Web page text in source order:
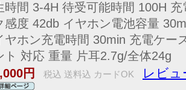
時間 3-4H 待受可能時間 100H
感度 42db イヤホン電池容量
ヤホン充電時間 30min 充電ケー
ト 対応 重量 片耳2.7g/全体24g
円
税込 送料込 カードOK レビュ